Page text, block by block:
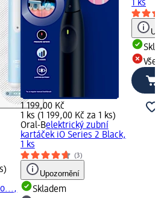
1 199,00 Kč
1 ks (1 199,00 Kč za 1 ks)
Oral-Belektrický zubní
kartáček iO Series 2 Black,
1 ks
(3)
Upozornění
Skladem
1 ks